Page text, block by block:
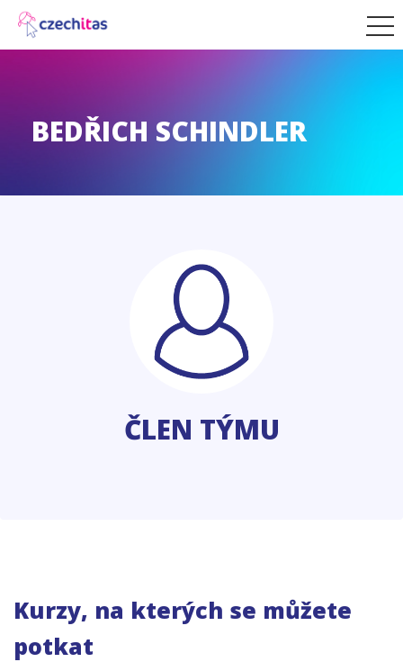
BEDŘICH SCHINDLER
ČLEN TÝMU
Kurzy, na kterých se můžete
potkat